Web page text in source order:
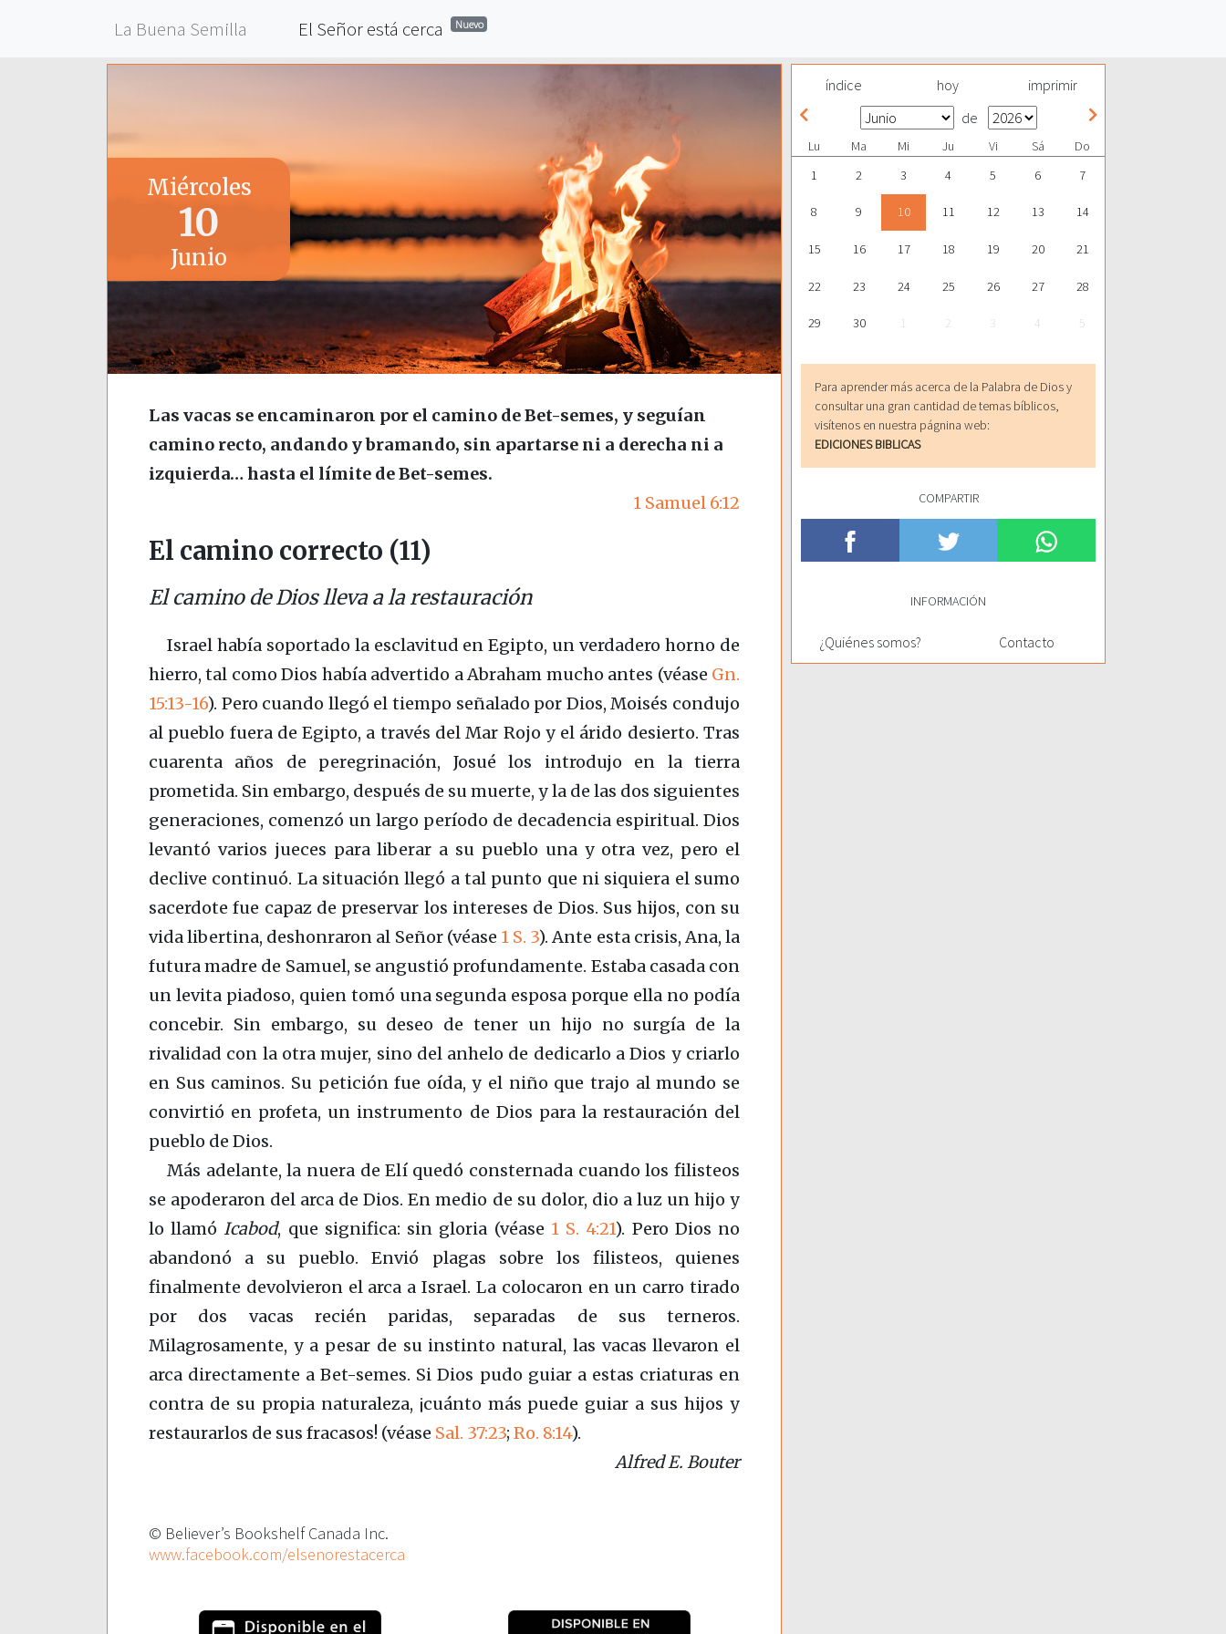
La Buena Semilla El Señor está cerca Nuevo
Miércoles
10
Junio
Las vacas se encaminaron por el camino de Bet-semes, y seguían
camino recto, andando y bramando, sin apartarse ni a derecha ni a
izquierda… hasta el límite de Bet-semes.
1 Samuel 6:12
El camino correcto (11)
El camino de Dios lleva a la restauración
Israel había soportado la esclavitud en Egipto, un verdadero horno de
hierro, tal como Dios había advertido a Abraham mucho antes (véase Gn.
15:13-16). Pero cuando llegó el tiempo señalado por Dios, Moisés condujo
al pueblo fuera de Egipto, a través del Mar Rojo y el árido desierto. Tras
cuarenta años de peregrinación, Josué los introdujo en la tierra
prometida. Sin embargo, después de su muerte, y la de las dos siguientes
generaciones, comenzó un largo período de decadencia espiritual. Dios
levantó varios jueces para liberar a su pueblo una y otra vez, pero el
declive continuó. La situación llegó a tal punto que ni siquiera el sumo
sacerdote fue capaz de preservar los intereses de Dios. Sus hijos, con su
vida libertina, deshonraron al Señor (véase 1 S. 3). Ante esta crisis, Ana, la
futura madre de Samuel, se angustió profundamente. Estaba casada con
un levita piadoso, quien tomó una segunda esposa porque ella no podía
concebir. Sin embargo, su deseo de tener un hijo no surgía de la
rivalidad con la otra mujer, sino del anhelo de dedicarlo a Dios y criarlo
en Sus caminos. Su petición fue oída, y el niño que trajo al mundo se
convirtió en profeta, un instrumento de Dios para la restauración del
pueblo de Dios.
Más adelante, la nuera de Elí quedó consternada cuando los filisteos
se apoderaron del arca de Dios. En medio de su dolor, dio a luz un hijo y
lo llamóIcabod, que significa: sin gloria (véase 1 S. 4:21). Pero Dios no
abandonó a su pueblo. Envió plagas sobre los filisteos, quienes
finalmente devolvieron el arca a Israel. La colocaron en un carro tirado
por dos vacas recién paridas, separadas de sus terneros.
Milagrosamente, y a pesar de su instinto natural, las vacas llevaron el
arca directamente a Bet-semes. Si Dios pudo guiar a estas criaturas en
contra de su propia naturaleza, ¡cuánto más puede guiar a sus hijos y
restaurarlos de sus fracasos! (véase Sal. 37:23; Ro. 8:14).
Alfred E. Bouter
© Believer’s Bookshelf Canada Inc.
www.facebook.com/elsenorestacerca
índice hoy imprimir
de
Lu Ma Mi Ju Vi Sá
Do
1
2 3 4 5 6 7
8 9 10 11 12 13 14
15 16 17 18 19 20 21
22 23 24 25 26 27 28
29 30 1 2 3 4 5
Para aprender más acerca de la Palabra de Dios y
consultar una gran cantidad de temas bíblicos,
visítenos en nuestra págnina web:
EDICIONES BIBLICAS
COMPARTIR
INFORMACIÓN
¿Quiénes somos? Contacto